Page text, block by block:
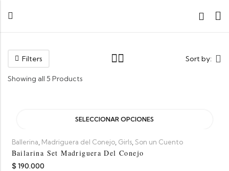
Filters Sort by:
Showing all 5 Products
SELECCIONAR OPCIONES
Ballerina, Madriguera del Conejo, Girls,Son un Cuento
Bailarina Set Madriguera Del Conejo
$190.000